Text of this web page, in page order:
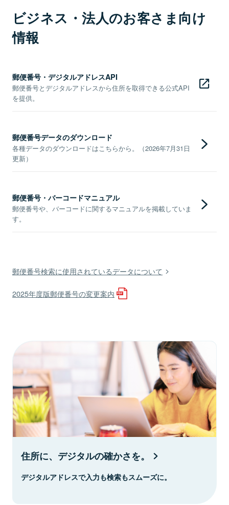
ビジネス・法人のお客さま向け
情報
郵便番号・デジタルアドレスAPI
郵便番号とデジタルアドレスから住所を取得できる公式API
を提供。
郵便番号データのダウンロード
各種データのダウンロードはこちらから。（2026年7月31日
更新）
郵便番号・バーコードマニュアル
郵便番号や、バーコードに関するマニュアルを掲載していま
す。
郵便番号検索に使用されているデータについて
2025年度版郵便番号の変更案内
住所に、デジタルの確かさを。
デジタルアドレスで入力も検索もスムーズに。